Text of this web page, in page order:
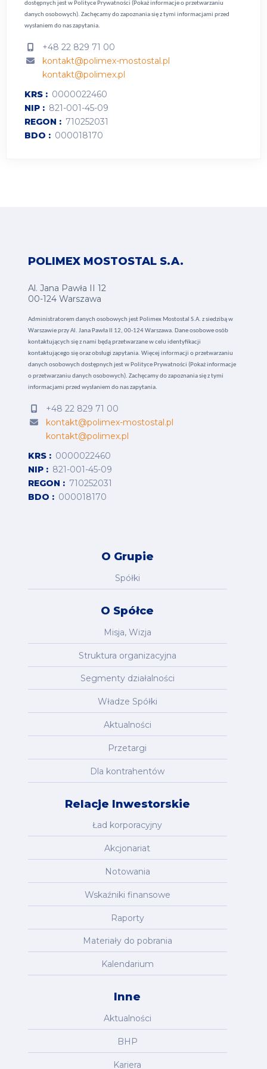
dostępnych jest w Polityce Prywatności (Pokaż informacje o przetwarzaniu
danych osobowych). Zachęcamy do zapoznania się z tymi informacjami przed
wysłaniem do nas zapytania.
+48 22 829 71 00
kontakt@polimex-mostostal.pl
kontakt@polimex.pl
KRS
0000022460
NIP
821-001-45-09
REGON
710252031
BDO
000018170
POLIMEX MOSTOSTAL S.A.
Al. Jana Pawła II 12
00-124 Warszawa
Administratorem danych osobowych jest Polimex Mostostal S.A. z siedzibą w
Warszawie przy Al. Jana Pawła II 12, 00-124 Warszawa. Dane osobowe osób
kontaktujących się z nami będą przetwarzane w celu identyfikacji
kontaktującego się oraz obsługi zapytania. Więcej informacji o przetwarzaniu
danych osobowych dostępnych jest w Polityce Prywatności (Pokaż informacje
o przetwarzaniu danych osobowych). Zachęcamy do zapoznania się z tymi
informacjami przed wysłaniem do nas zapytania.
+48 22 829 71 00
kontakt@polimex-mostostal.pl
kontakt@polimex.pl
KRS
0000022460
NIP
821-001-45-09
REGON
710252031
BDO
000018170
O Grupie
Spółki
O Spółce
Misja, Wizja
Struktura organizacyjna
Segmenty działalności
Władze Spółki
Aktualności
Przetargi
Dla kontrahentów
Relacje Inwestorskie
Ład korporacyjny
Akcjonariat
Notowania
Wskaźniki finansowe
Raporty
Materiały do pobrania
Kalendarium
Inne
Aktualności
BHP
Kariera